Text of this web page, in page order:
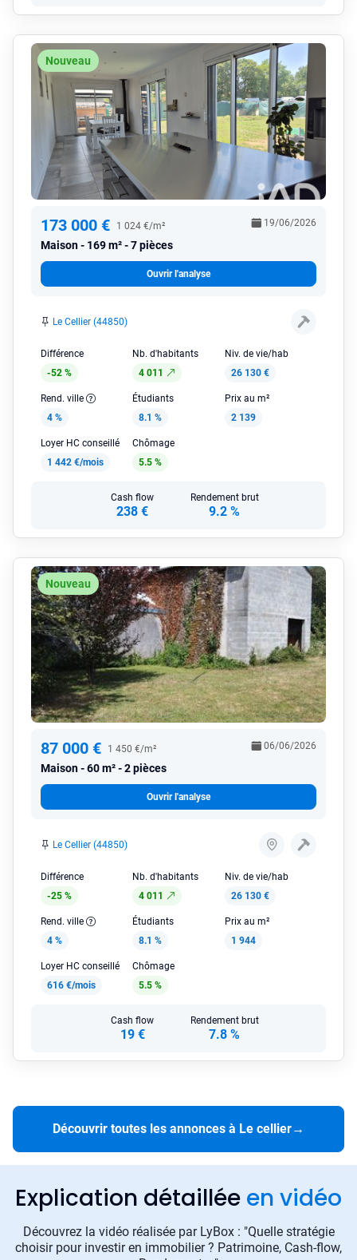
Nouveau
173 000 € 1 024 €/m²
Maison 169 m² - 7 pièces
19/06/2026
Ouvrir l'analyse
Le Cellier (44850)
Différence
-52 %
Nb. d'habitants
4 011
Niv. de vie/hab
26 130 €
Rend. ville
4 %
Étudiants
8.1 %
Prix au m²
2 139
Loyer HC conseillé
1 442 €/mois
Chômage
5.5 %
Cash flow
238 €
Rendement brut
9.2 %
Nouveau
87 000 € 1 450 €/m²
Maison 60 m² - 2 pièces
06/06/2026
Ouvrir l'analyse
Le Cellier (44850)
Différence
-25 %
Nb. d'habitants
4 011
Niv. de vie/hab
26 130 €
Rend. ville
4 %
Étudiants
8.1 %
Prix au m²
1 944
Loyer HC conseillé
616 €/mois
Chômage
5.5 %
Cash flow
19 €
Rendement brut
7.8 %
Découvrir toutes les annonces à Le cellier→
Explication détaillée en vidéo
Découvrez la vidéo réalisée par LyBox : "Quelle stratégie
choisir pour investir en immobilier ? Patrimoine, Cash-flow,